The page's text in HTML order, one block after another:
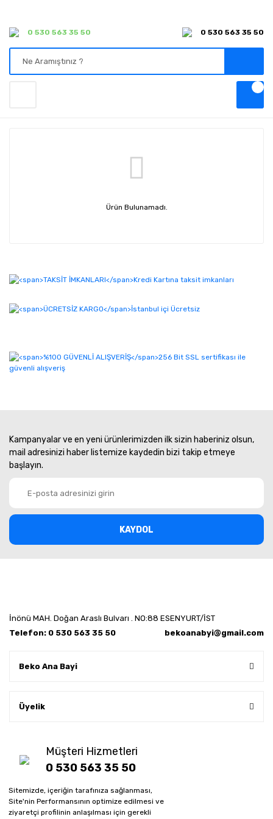
Sitemizde, içeriğin tarafınıza sağlanması,
Site'nin Performansının optimize edilmesi ve
ziyaretçi profilinin anlaşılması için gerekli
0 530 563 35 50 0 530 563 35 50
Ürün Bulunamadı.
Kampanyalar ve en yeni ürünlerimizden ilk sizin haberiniz olsun,
mail adresinizi haber listemize kaydedin bizi takip etmeye
başlayın.
KAYDOL
İnönü MAH. Doğan Araslı Bulvarı . NO:88 ESENYURT/İST
Telefon: 0 530 563 35 50
bekoanabyi@gmail.com
Beko Ana Bayi
Üyelik
Müşteri Hizmetleri
0 530 563 35 50
Whatsapp sipariş hattı
0 530 563 35 50